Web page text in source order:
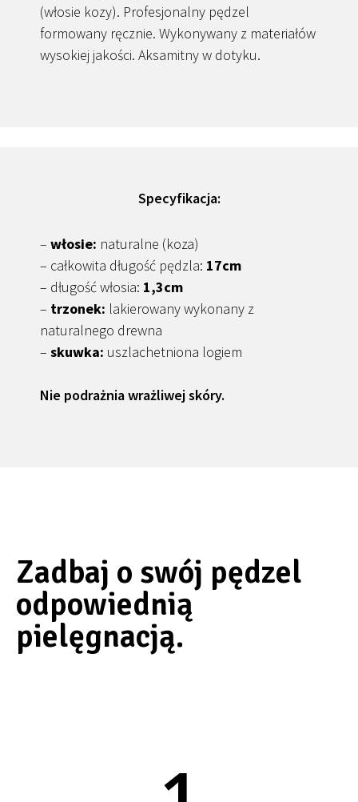
(włosie kozy). Profesjonalny pędzel
formowany ręcznie. Wykonywany z materiałów
wysokiej jakości. Aksamitny w dotyku.
Specyfikacja:
– włosie: naturalne (koza)
– całkowita długość pędzla: 17cm
– długość włosia: 1,3cm
– trzonek: lakierowany wykonany z
naturalnego drewna
– skuwka: uszlachetniona logiem
Nie podrażnia wrażliwej skóry.
Zadbaj o swój pędzel
odpowiednią
pielęgnacją.